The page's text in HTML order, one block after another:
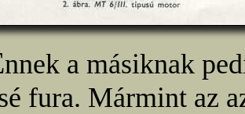
nnek a másiknak
fura. Mármint az